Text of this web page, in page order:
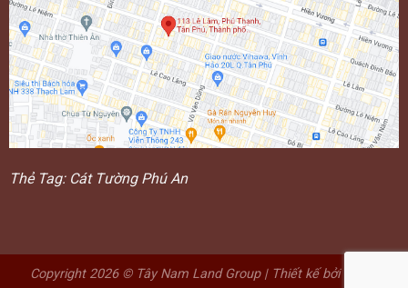
Thẻ Tag: Cát Tường Phú An
Copyright 2026 © Tây Nam Land Group| Thiết kế bởi